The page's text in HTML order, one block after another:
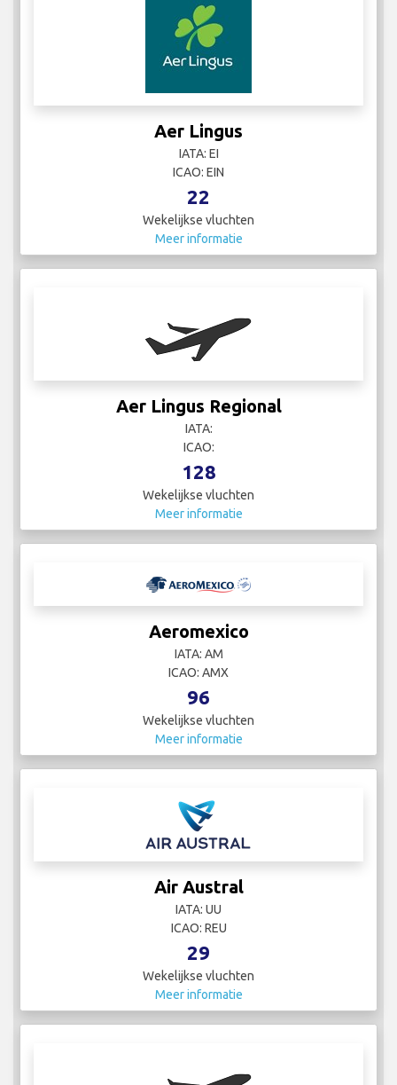
Aer Lingus
IATA: EI
ICAO: EIN
22
Wekelijkse vluchten
Meer informatie
Aer Lingus Regional
IATA:
ICAO:
128
Wekelijkse vluchten
Meer informatie
Aeromexico
IATA: AM
ICAO: AMX
96
Wekelijkse vluchten
Meer informatie
Air Austral
IATA: UU
ICAO: REU
29
Wekelijkse vluchten
Meer informatie